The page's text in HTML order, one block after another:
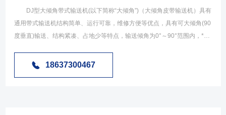
DJ型大倾角带式输送机(以下简称“大倾角”)（大倾角皮带输送机）具有
通用带式输送机结构简单、运行可靠，维修方便等优点，具有可大倾角(90
度垂直)输送、结构紧凑、占地少等特点，输送倾角为0°～90°范围内，*大
井下采矿工程、露天采矿、大型自卸船等方而都有所采用，用于钢厂的高
18637300467